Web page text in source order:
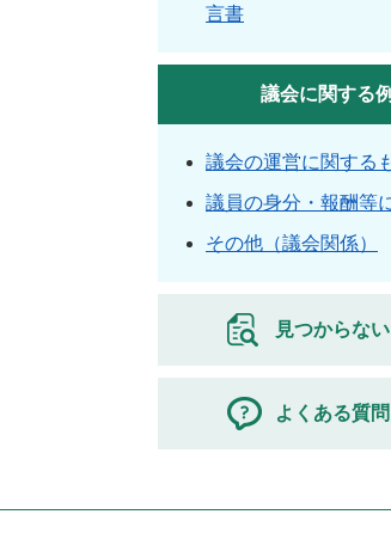
言書
議会に関する
議会の運営に関する
議員の身分・報酬等
その他（議会関係）
見つからな
よくある質